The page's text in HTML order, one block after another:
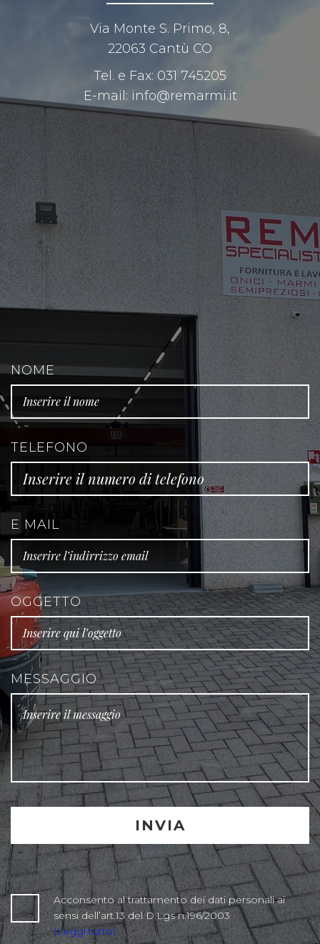
Via Monte S. Primo, 8,
22063 Cantù CO
Tel. e Fax: 031 745205
E-mail: info@remarmi.it
NOME
TELEFONO
E MAIL
OGGETTO
MESSAGGIO
Acconsento al trattamento dei dati personali ai
sensi dell’art.13 del D.Lgs n.196/2003
(Leggi tutto)